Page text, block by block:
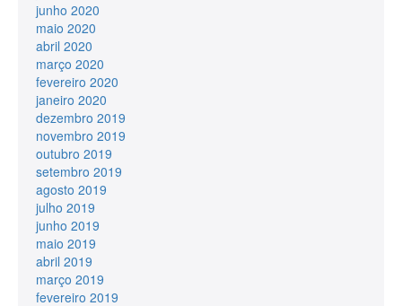
junho 2020
maio 2020
abril 2020
março 2020
fevereiro 2020
janeiro 2020
dezembro 2019
novembro 2019
outubro 2019
setembro 2019
agosto 2019
julho 2019
junho 2019
maio 2019
abril 2019
março 2019
fevereiro 2019